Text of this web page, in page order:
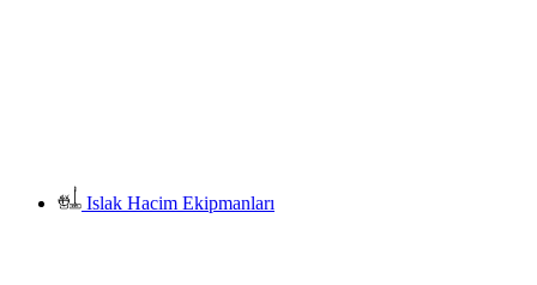
Islak Hacim Ekipmanları